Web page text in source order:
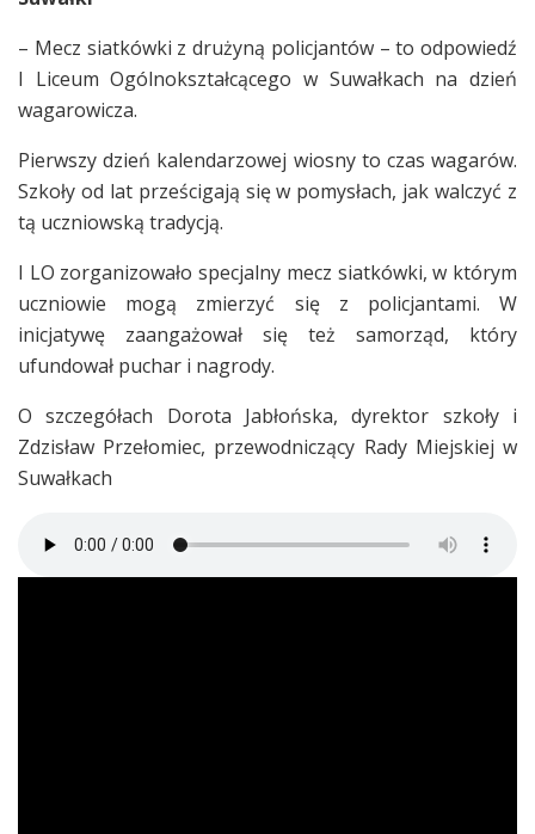
– Mecz siatkówki z drużyną policjantów – to odpowiedź
I Liceum Ogólnokształcącego w Suwałkach na dzień
wagarowicza.
Pierwszy dzień kalendarzowej wiosny to czas wagarów.
Szkoły od lat prześcigają się w pomysłach, jak walczyć z
tą uczniowską tradycją.
I LO zorganizowało specjalny mecz siatkówki, w którym
uczniowie mogą zmierzyć się z policjantami. W
inicjatywę zaangażował się też samorząd, który
ufundował puchar i nagrody.
O szczegółach Dorota Jabłońska, dyrektor szkoły i
Zdzisław Przełomiec, przewodniczący Rady Miejskiej w
Suwałkach